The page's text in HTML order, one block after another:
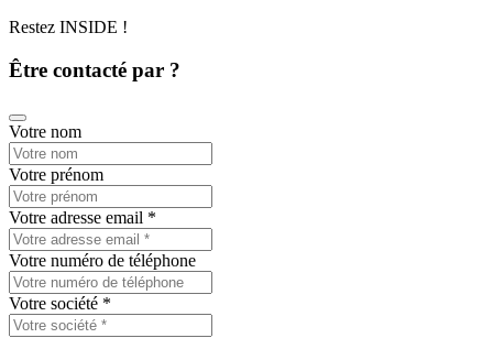
Restez INSIDE !
Être contacté par ?
Votre nom
Votre prénom
Votre adresse email *
Votre numéro de téléphone
Votre société *